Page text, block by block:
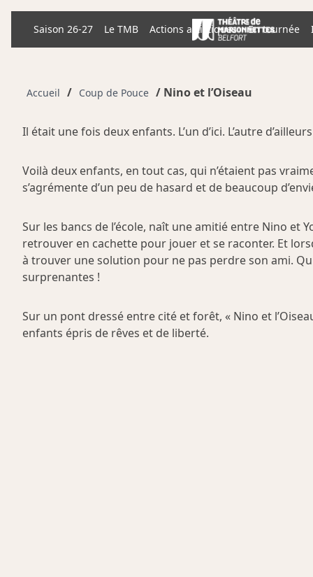
Skip
Saison 26-27 Le TMB Actions artistiques En tournée
Accueil / Coup de Pouce / Nino et l’Oiseau
Il était une fois deux enfants. L’un d’ici. L’autre
Voilà deux enfants, en tout cas, qui n’étaient pas
s’agrémente d’un peu de hasard et de beaucoup
Sur les bancs de l’école, naît une amitié entre Nino et
retrouver en cachette pour jouer et se raconter. Et
à trouver une solution pour ne pas perdre son ami.
surprenantes !
Sur un pont dressé entre cité et forêt, « Nino et
enfants épris de rêves et de liberté.